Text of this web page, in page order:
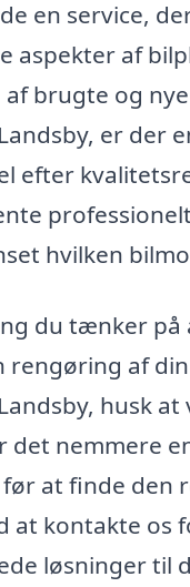
en service,
aspekter af
brugte og
er der
efter
hvilken
du tænker på
rengøring af
husk at
det nemmere
at finde den
at kontakte os
løsninger til